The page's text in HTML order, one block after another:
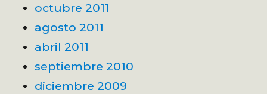
octubre 2011
agosto 2011
abril 2011
septiembre 2010
diciembre 2009